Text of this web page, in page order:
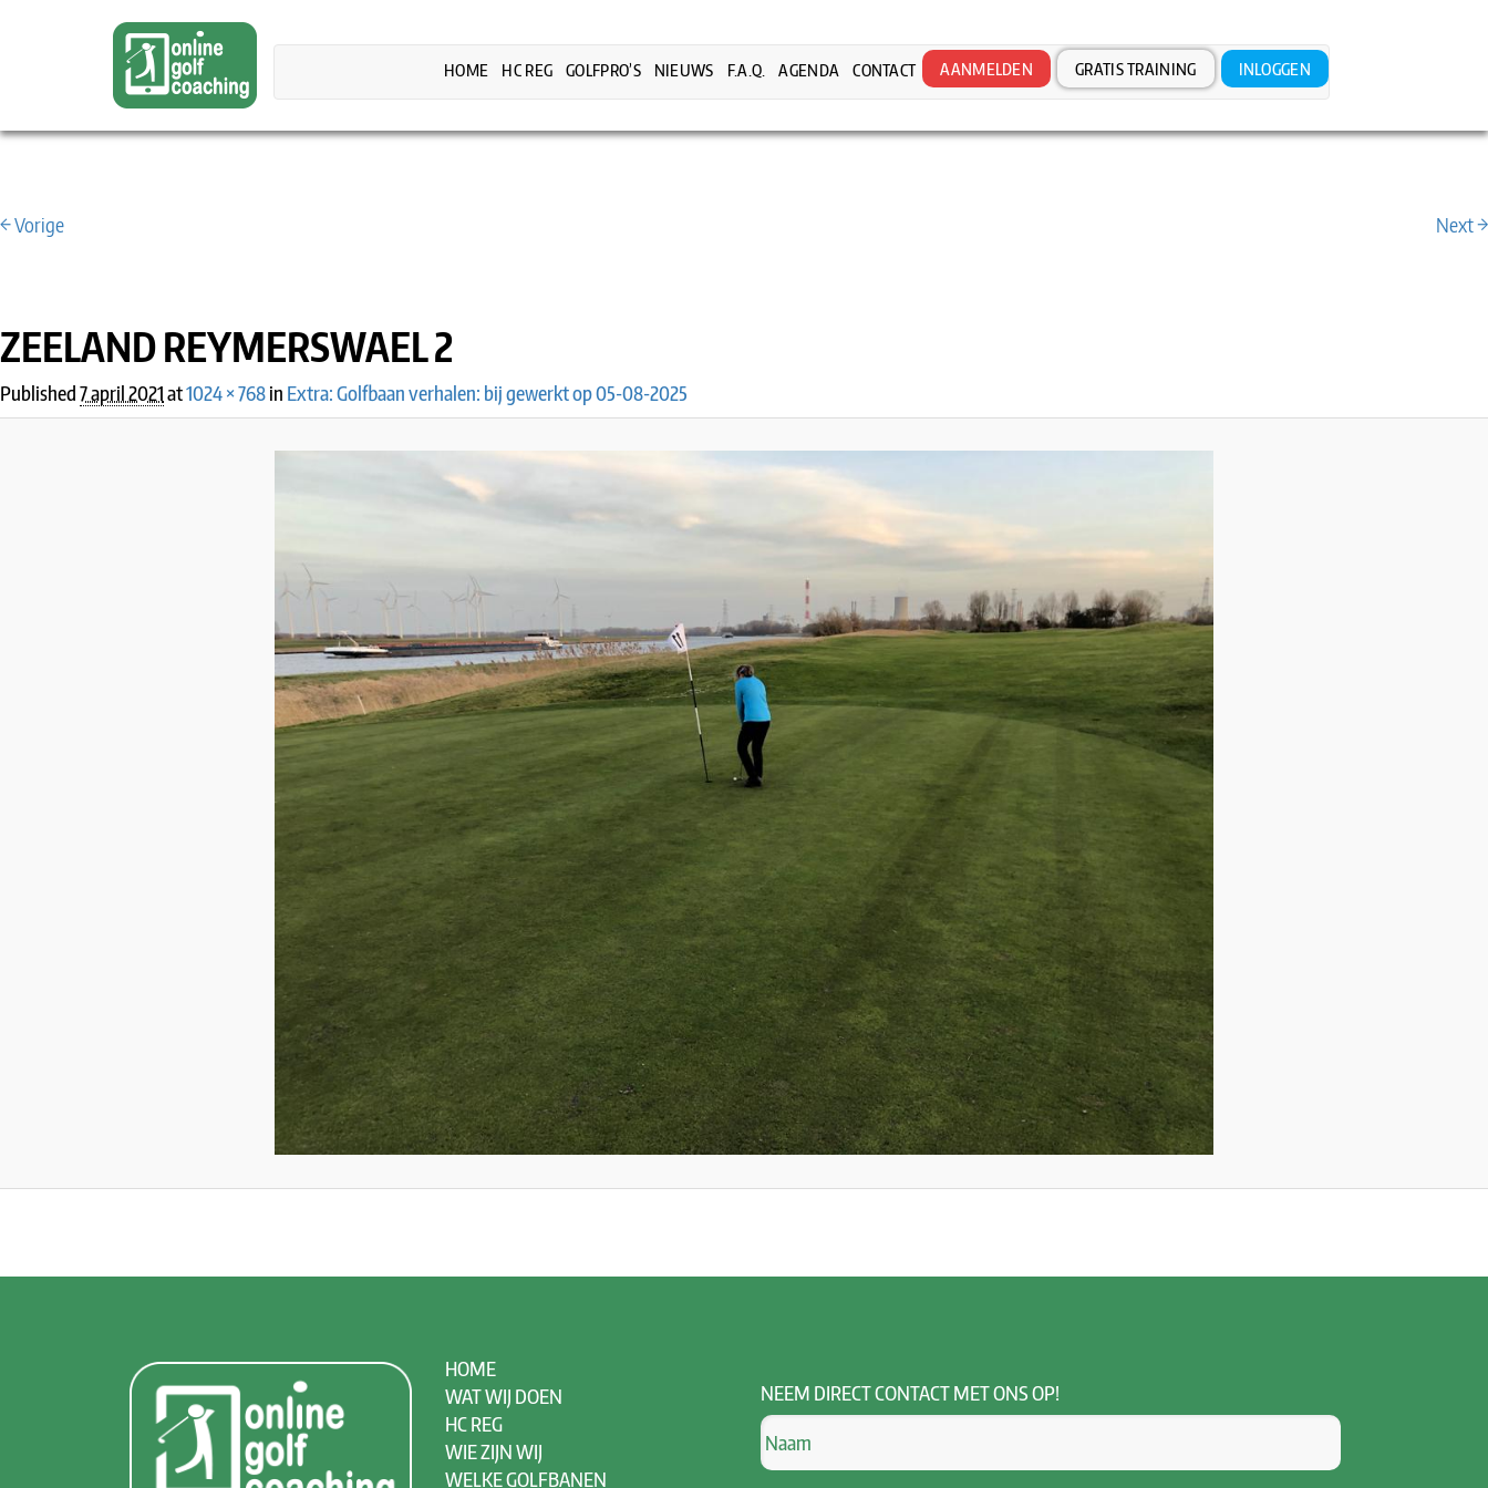
HOME HC REG GOLFPRO’S NIEUWS F.A.Q. AGENDA CONTACT AANMELDEN GRATIS TRAINING INLOGGEN
IMAGE NAVIGATION
← Vorige Next →
ZEELAND REYMERSWAEL 2
Published7 april 2021at1024 × 768in Extra: Golfbaan verhalen: bij gewerkt op 05-08-2025
HOME
WAT WIJ DOEN
HC REG
WIE ZIJN WIJ
WELKE GOLFBANEN
NEEM DIRECT CONTACT MET ONS OP!